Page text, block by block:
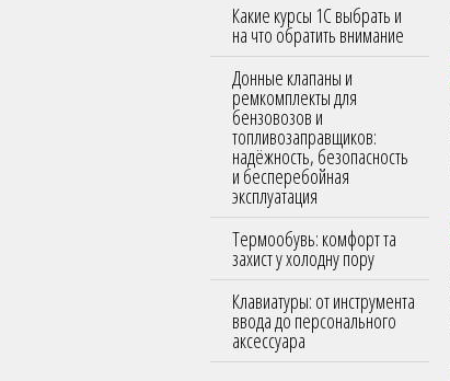
Какие курсы 1С выбрать и
на что обратить внимание
Донные клапаны и
ремкомплекты для
бензовозов и
топливозаправщиков:
надёжность, безопасность
и бесперебойная
эксплуатация
Термообувь: комфорт та
захист у холодну пору
Клавиатуры: от инструмента
ввода до персонального
аксессуара